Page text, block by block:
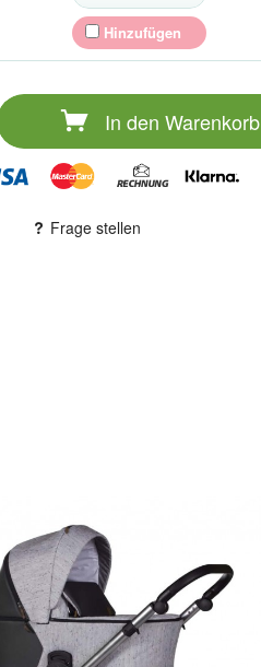
Hinzufügen
In den Warenkorb
Frage stellen